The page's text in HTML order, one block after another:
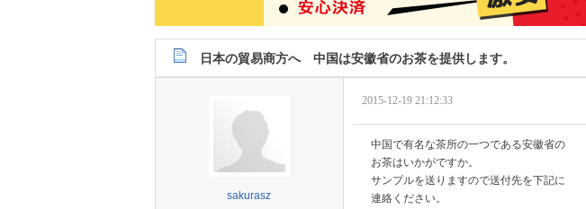
日本の貿易商方へ 中国は安徽省のお茶を提供します。
sakurasz
2015-12-19 21:12:33
中国で有名な茶所の一つである安徽省の
お茶はいかがですか。
サンプルを送りますので送付先を下記に
連絡ください。